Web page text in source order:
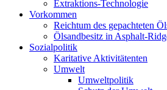
Extraktions-Technologie
Vorkommen
Reichtum des gepachteten
Ölsandbesitz in Asphalt-
Sozialpolitik
Karitative Aktivitätenten
Umwelt
Umweltpolitik